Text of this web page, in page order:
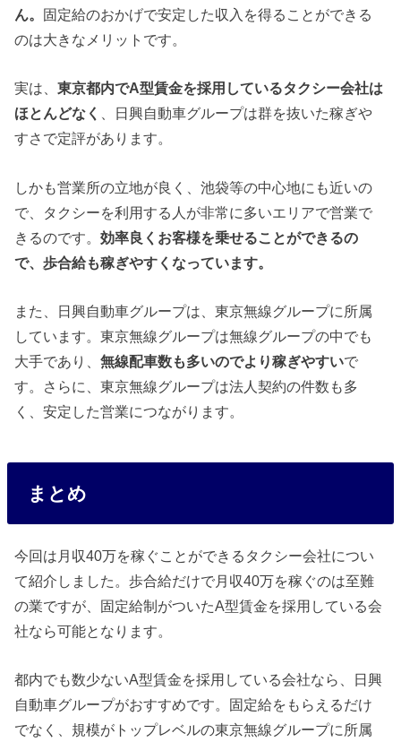
ん。 固定給のおかげで安定した収入を得ることができる
のは大きなメリットです。
実は、東京都内でA型賃金を採用しているタクシー会社は
ほとんどなく
、日興自動車グループは群を抜いた稼ぎや
すさで定評があります。
しかも営業所の立地が良く、池袋等の中心地にも近いの
で、タクシーを利用する人が非常に多いエリアで営業で
きるのです。効率良くお客様を乗せることができるの
で、歩合給も稼ぎやすくなっています。
また、日興自動車グループは、東京無線グループに所属
しています。東京無線グループは無線グループの中でも
大手であり、無線配車数も多いのでより稼ぎやすいで
す。さらに、東京無線グループは法人契約の件数も多
く、安定した営業につながります。
まとめ
今回は月収40万を稼ぐことができるタクシー会社につい
て紹介しました。歩合給だけで月収40万を稼ぐのは至難
の業ですが、固定給制がついたA型賃金を採用している会
社なら可能となります。
都内でも数少ないA型賃金を採用している会社なら、日興
自動車グループがおすすめです。固定給をもらえるだけ
でなく、規模がトップレベルの東京無線グループに所属